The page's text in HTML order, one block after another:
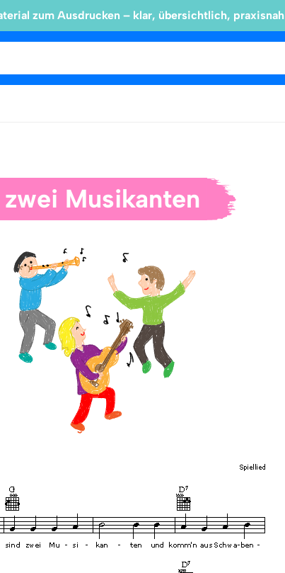
zum Ausdrucken – klar, übersichtlich, praxisnah
Musikanten